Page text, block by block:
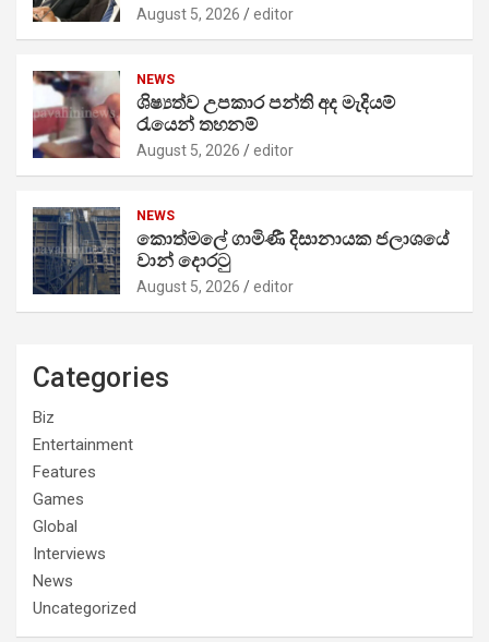
August 5, 2026 editor
NEWS
ශිෂ්‍යත්ව උපකාර පන්ති අද මැදියම්
රැයෙන් තහනම්
August 5, 2026 editor
NEWS
කොත්මලේ ගාමිණී දිසානායක ජලාශයේ
වාන් දොරටු
August 5, 2026 editor
Categories
Biz
Entertainment
Features
Games
Global
Interviews
News
Uncategorized